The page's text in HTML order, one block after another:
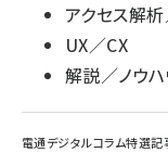
アクセス解
UX／CX
解説／ノウ
電通デジタルコラム特選記